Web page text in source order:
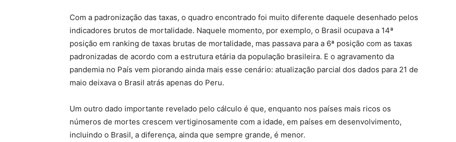
Com a padronização das taxas, o quadro encontrado foi muito diferente daquele desenhado pelos
indicadores brutos de mortalidade. Naquele momento, por exemplo, o Brasil ocupava a 14ª
posição em ranking de taxas brutas de mortalidade, mas passava para a 6ª posição com as taxas
padronizadas de acordo com a estrutura etária da população brasileira. E o agravamento da
pandemia no País vem piorando ainda mais esse cenário: atualização parcial dos dados para 21 de
maio deixava o Brasil atrás apenas do Peru.
Um outro dado importante revelado pelo cálculo é que, enquanto nos países mais ricos os
números de mortes crescem vertiginosamente com a idade, em países em desenvolvimento,
incluindo o Brasil, a diferença, ainda que sempre grande, é menor.